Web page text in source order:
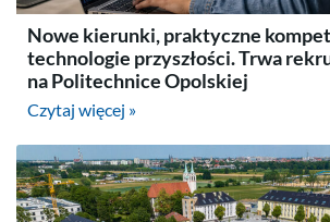
Nowe kierunki, praktyczne
technologie przyszłości. Trwa
na Politechnice Opolskiej
Czytaj więcej »